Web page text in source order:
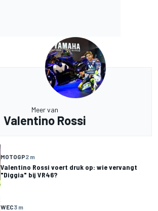
Meer van
Valentino Rossi
MOTOGP2 m
Valentino Rossi voert druk op: wie vervangt
"Diggia" bij VR46?
WEC3 m